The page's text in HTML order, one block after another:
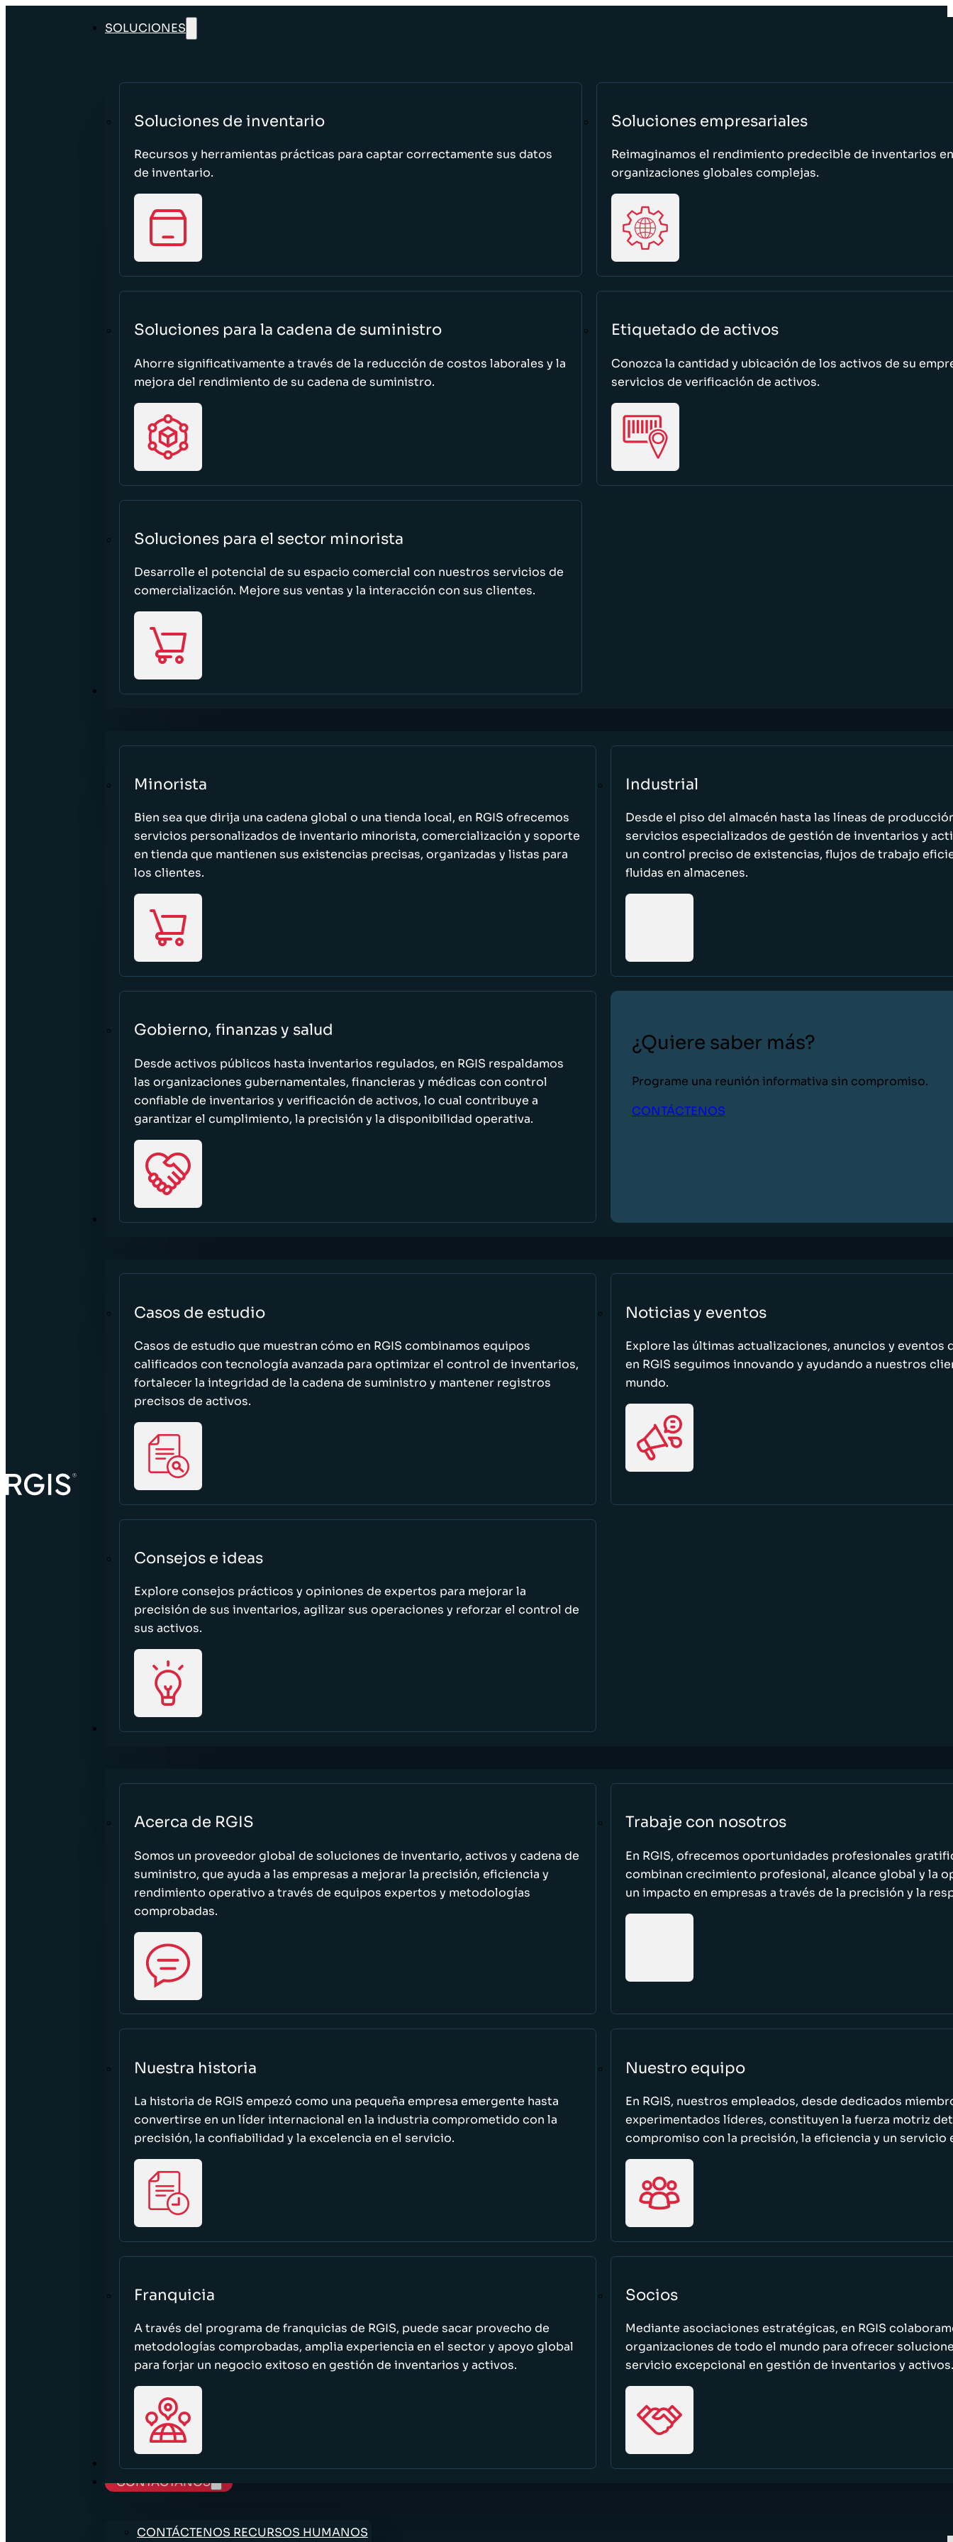
SOLUCIONES
Soluciones de inventario
Recursos y herramientas prácticas para captar correctamente sus datos
de inventario.
Soluciones empresariales
Reimaginamos el rendimiento predecible de inventarios en
organizaciones globales complejas.
Soluciones para la cadena de suministro
Ahorre significativamente a través de la reducción de costos laborales y la
mejora del rendimiento de su cadena de suministro.
Etiquetado de activos
Conozca la cantidad y ubicación de los activos de su
servicios de verificación de activos.
Soluciones para el sector minorista
Desarrolle el potencial de su espacio comercial con nuestros servicios de
comercialización. Mejore sus ventas y la interacción con sus clientes.
SECTORES
Minorista
Bien sea que dirija una cadena global o una tienda local, en RGIS ofrecemos
servicios personalizados de inventario minorista, comercialización y soporte
en tienda que mantienen sus existencias precisas, organizadas y listas para
los clientes.
Industrial
Desde el piso del almacén hasta las líneas de
servicios especializados de gestión de inventarios y
un control preciso de existencias, flujos de trabajo
fluidas en almacenes.
Gobierno, finanzas y salud
Desde activos públicos hasta inventarios regulados, en RGIS respaldamos
las organizaciones gubernamentales, financieras y médicas con control
confiable de inventarios y verificación de activos, lo cual contribuye a
garantizar el cumplimiento, la precisión y la disponibilidad operativa.
¿Quiere saber más?
Programe una reunión informativa sin compromiso.
CONTÁCTENOS
RECURSOS
Casos de estudio
Casos de estudio que muestran cómo en RGIS combinamos equipos
calificados con tecnología avanzada para optimizar el control de inventarios,
fortalecer la integridad de la cadena de suministro y mantener registros
precisos de activos.
Noticias y eventos
Explore las últimas actualizaciones, anuncios y eventos
en RGIS seguimos innovando y ayudando a nuestros
mundo.
Consejos e ideas
Explore consejos prácticos y opiniones de expertos para mejorar la
precisión de sus inventarios, agilizar sus operaciones y reforzar el control de
sus activos.
ACERCA DE
Acerca de RGIS
Somos un proveedor global de soluciones de inventario, activos y cadena de
suministro, que ayuda a las empresas a mejorar la precisión, eficiencia y
rendimiento operativo a través de equipos expertos y metodologías
comprobadas.
Trabaje con nosotros
En RGIS, ofrecemos oportunidades profesionales
combinan crecimiento profesional, alcance global y la
un impacto en empresas a través de la precisión y la
Nuestra historia
La historia de RGIS empezó como una pequeña empresa emergente hasta
convertirse en un líder internacional en la industria comprometido con la
precisión, la confiabilidad y la excelencia en el servicio.
Nuestro equipo
En RGIS, nuestros empleados, desde dedicados
experimentados líderes, constituyen la fuerza motriz
compromiso con la precisión, la eficiencia y un servicio
Franquicia
A través del programa de franquicias de RGIS, puede sacar provecho de
metodologías comprobadas, amplia experiencia en el sector y apoyo global
para forjar un negocio exitoso en gestión de inventarios y activos.
Socios
Mediante asociaciones estratégicas, en RGIS
organizaciones de todo el mundo para ofrecer
servicio excepcional en gestión de inventarios y activos.
TRABAJE CON NOSOTROS
CONTÁCTANOS
CONTÁCTENOS RECURSOS HUMANOS